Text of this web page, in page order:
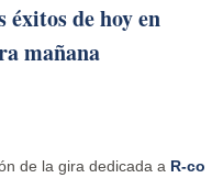
de hoy en
mañana
de la gira dedicada a R-co